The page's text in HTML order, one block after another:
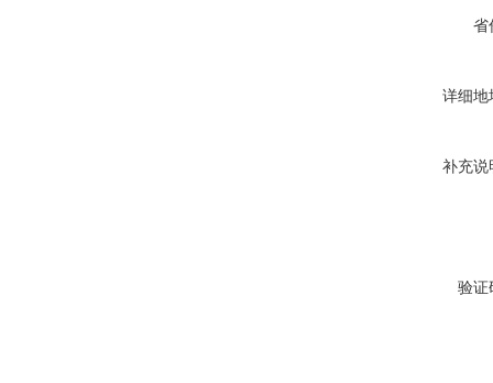
省
详细地
补充说
验证